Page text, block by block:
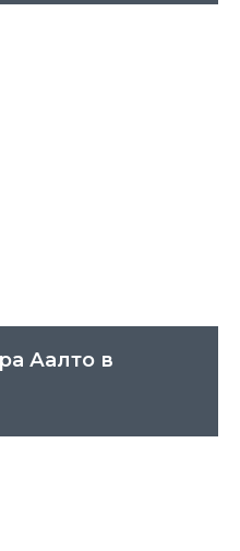
Аалто в